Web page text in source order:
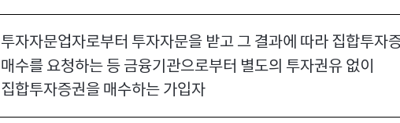
투자자문업자로부터 투자자문을 받고 그 결과에 따라 집합투자
매수를 요청하는 등 금융기관으로부터 별도의 투자권유 없이
집합투자증권을 매수하는 가입자